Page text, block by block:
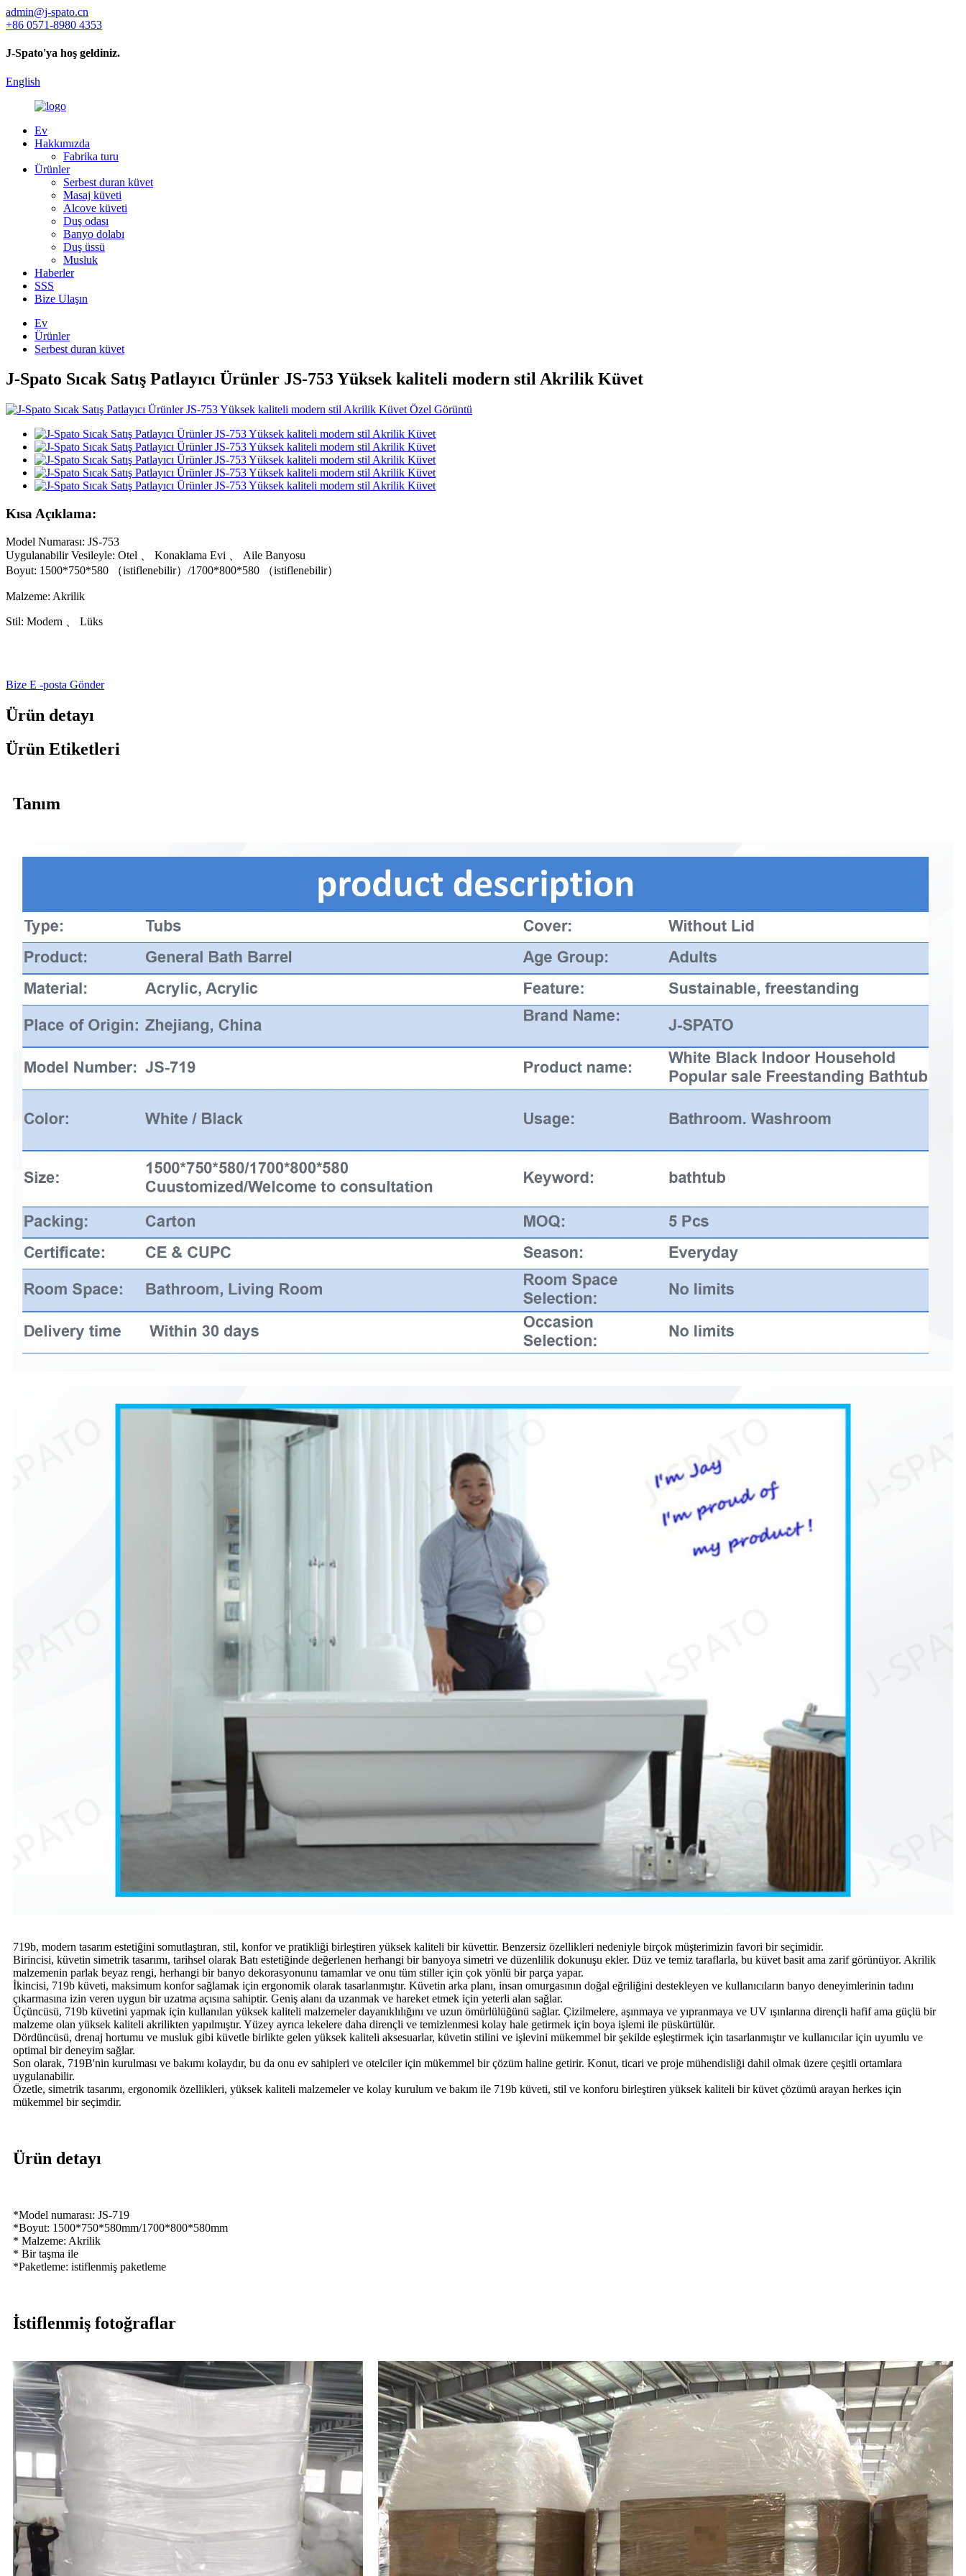
admin@j-spato.cn
+86 0571-8980 4353
J-Spato'ya hoş geldiniz.
English
Ev
Hakkımızda
Fabrika turu
Ürünler
Serbest duran küvet
Masaj küveti
Alcove küveti
Duş odası
Banyo dolabı
Duş üssü
Musluk
Haberler
SSS
Bize Ulaşın
Ev
Ürünler
Serbest duran küvet
J-Spato Sıcak Satış Patlayıcı Ürünler JS-753 Yüksek kaliteli modern stil Akrilik Küvet
Kısa Açıklama:
Model Numarası: JS-753
Uygulanabilir Vesileyle: Otel 、 Konaklama Evi 、 Aile Banyosu
Boyut: 1500*750*580 （istiflenebilir）/1700*800*580 （istiflenebilir）
Malzeme: Akrilik
Stil: Modern 、 Lüks
Bize E -posta Gönder
Ürün detayı
Ürün Etiketleri
Tanım
719b, modern tasarım estetiğini somutlaştıran, stil, konfor ve pratikliği birleştiren yüksek kaliteli bir küvettir. Benzersiz özellikleri nedeniyle birçok müşterimizin favori bir seçimidir.
Birincisi, küvetin simetrik tasarımı, tarihsel olarak Batı estetiğinde değerlenen herhangi bir banyoya simetri ve düzenlilik dokunuşu ekler. Düz ve temiz taraflarla, bu küvet basit ama zarif görünüyor. Akrilik
malzemenin parlak beyaz rengi, herhangi bir banyo dekorasyonunu tamamlar ve onu tüm stiller için çok yönlü bir parça yapar.
İkincisi, 719b küveti, maksimum konfor sağlamak için ergonomik olarak tasarlanmıştır. Küvetin arka planı, insan omurgasının doğal eğriliğini destekleyen ve kullanıcıların banyo deneyimlerinin tadını
çıkarmasına izin veren uygun bir uzatma açısına sahiptir. Geniş alanı da uzanmak ve hareket etmek için yeterli alan sağlar.
Üçüncüsü, 719b küvetini yapmak için kullanılan yüksek kaliteli malzemeler dayanıklılığını ve uzun ömürlülüğünü sağlar. Çizilmelere, aşınmaya ve yıpranmaya ve UV ışınlarına dirençli hafif ama güçlü bir
malzeme olan yüksek kaliteli akrilikten yapılmıştır. Yüzey ayrıca lekelere daha dirençli ve temizlenmesi kolay hale getirmek için boya işlemi ile püskürtülür.
Dördüncüsü, drenaj hortumu ve musluk gibi küvetle birlikte gelen yüksek kaliteli aksesuarlar, küvetin stilini ve işlevini mükemmel bir şekilde eşleştirmek için tasarlanmıştır ve kullanıcılar için uyumlu ve
optimal bir deneyim sağlar.
Son olarak, 719B'nin kurulması ve bakımı kolaydır, bu da onu ev sahipleri ve otelciler için mükemmel bir çözüm haline getirir. Konut, ticari ve proje mühendisliği dahil olmak üzere çeşitli ortamlara
uygulanabilir.
Özetle, simetrik tasarımı, ergonomik özellikleri, yüksek kaliteli malzemeler ve kolay kurulum ve bakım ile 719b küveti, stil ve konforu birleştiren yüksek kaliteli bir küvet çözümü arayan herkes için
mükemmel bir seçimdir.
Ürün detayı
*Model numarası: JS-719
*Boyut: 1500*750*580mm/1700*800*580mm
* Malzeme: Akrilik
* Bir taşma ile
*Paketleme: istiflenmiş paketleme
İstiflenmiş fotoğraflar